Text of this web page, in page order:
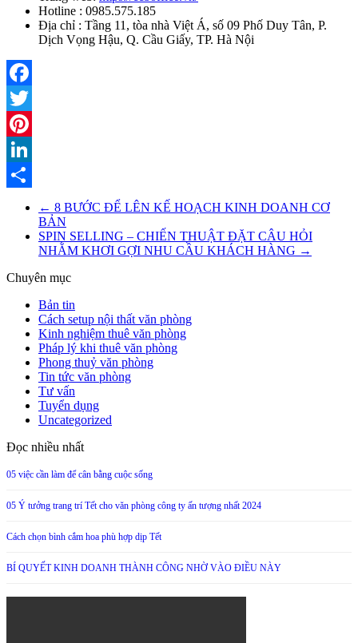
Hotline : 0985.575.185
Địa chỉ : Tầng 11, tòa nhà Việt Á, số 09 Phố Duy Tân, P.
Dịch Vọng Hậu, Q. Cầu Giấy, TP. Hà Nội
Facebook
Twitter
Pinterest
LinkedIn
← 8 BƯỚC ĐỂ LÊN KẾ HOẠCH KINH DOANH CƠ
BẢN
SPIN SELLING – CHIẾN THUẬT ĐẶT CÂU HỎI
NHẰM KHƠI GỢI NHU CẦU KHÁCH HÀNG →
Chuyên mục
Bản tin
Cách setup nội thất văn phòng
Kinh nghiệm thuê văn phòng
Pháp lý khi thuê văn phòng
Phong thuỷ văn phòng
Tin tức văn phòng
Tư vấn
Tuyển dụng
Uncategorized
Đọc nhiều nhất
05 việc cần làm để cân bằng cuộc sống
05 Ý tưởng trang trí Tết cho văn phòng công ty ấn tượng nhất 2024
Cách chọn bình cắm hoa phù hợp dịp Tết
BÍ QUYẾT KINH DOANH THÀNH CÔNG NHỜ VÀO ĐIỀU NÀY